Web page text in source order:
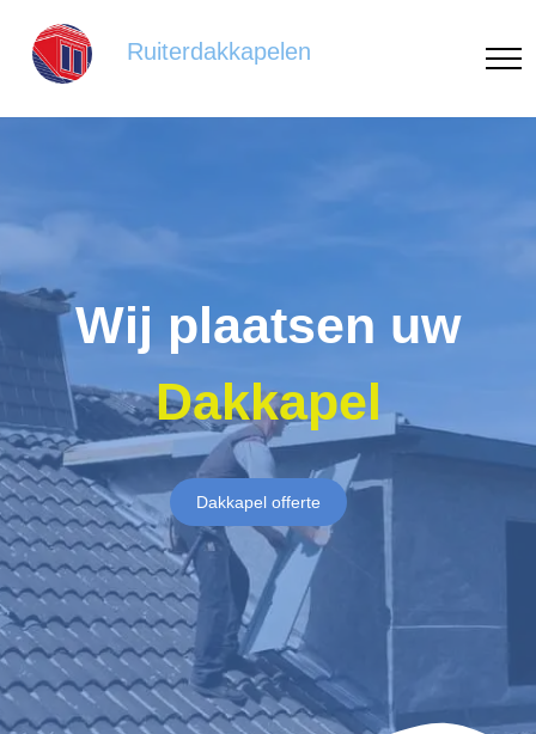
Ruiterdakkapelen
Wij plaatsen uw
Dakkapel
Dakkapel offerte